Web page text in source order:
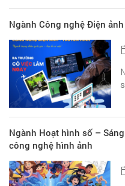
Ngành Công nghệ Điện
Ngành Hoạt hình số –
công nghệ hình ảnh